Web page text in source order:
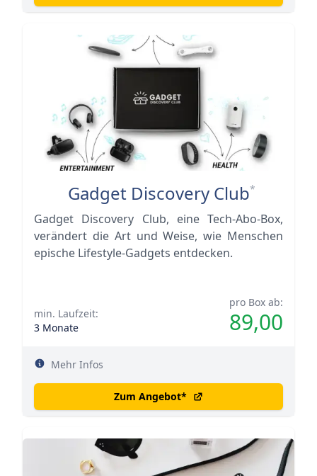
Gadget Discovery Club*
Gadget Discovery Club, eine Tech-Abo-Box,
verändert die Art und Weise, wie Menschen
epische Lifestyle-Gadgets entdecken.
pro Box ab:
89,00
min. Laufzeit:
3 Monate
Mehr Infos
Zum Angebot*